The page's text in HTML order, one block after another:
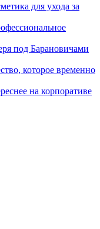
для ухода за
под Барановичами
которое временно
на корпоративе